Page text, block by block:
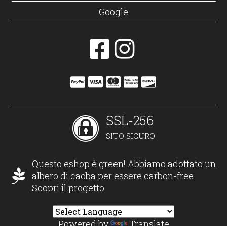
Google
SSL-256
SITO SICURO
Questo eshop è green! Abbiamo adottato un
albero di caoba per essere carbon-free.
Scopri il progetto